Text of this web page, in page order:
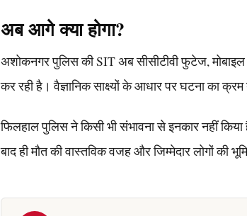
अब आगे क्या होगा?
अशोकनगर पुलिस की SIT अब सीसीटीवी फुटेज, मोबाइल
कर रही है। वैज्ञानिक साक्ष्यों के आधार पर घटना का क्रम
फिलहाल पुलिस ने किसी भी संभावना से इनकार नहीं
बाद ही मौत की वास्तविक वजह और जिम्मेदार लोगों की